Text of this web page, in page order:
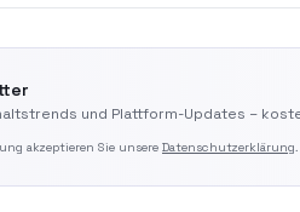
und Plattform-Updates –
akzeptieren Sie unsere Datenschutzerklärung.